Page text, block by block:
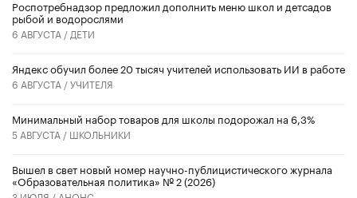
Роспотребнадзор предложил дополнить меню школ и детсадов
рыбой и водорослями
6 АВГУСТА / ДЕТИ
​Яндекс обучил более 20 тысяч учителей использовать ИИ в работе
6 АВГУСТА /УЧИТЕЛЯ
Минимальный набор товаров для школы подорожал на 6,3%
5 АВГУСТА / ШКОЛЬНИКИ
Вышел в свет новый номер научно-публицистического журнала
«Образовательная политика» № 2 (2026)